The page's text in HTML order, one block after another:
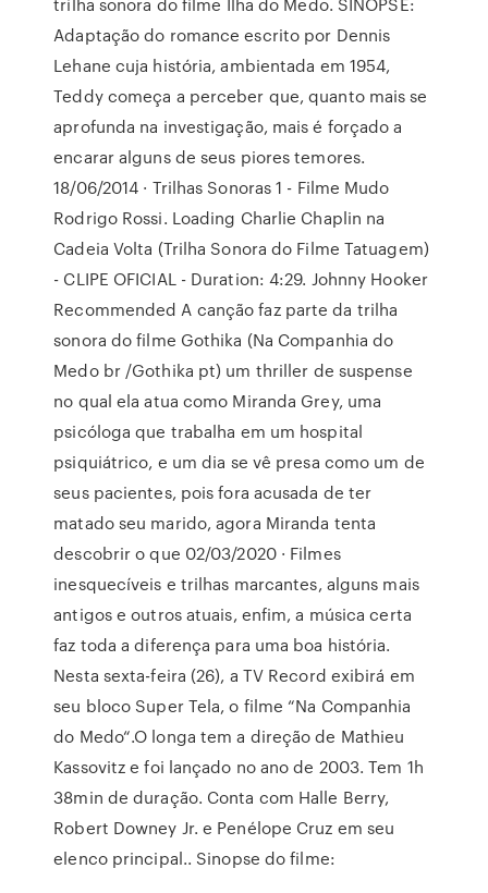
Adaptação do romance escrito por Dennis
Lehane cuja história, ambientada em 1954,
Teddy começa a perceber que, quanto mais se
aprofunda na investigação, mais é forçado a
encarar alguns de seus piores temores.
18/06/2014 · Trilhas Sonoras 1 - Filme Mudo
Rodrigo Rossi. Loading Charlie Chaplin na
Cadeia Volta (Trilha Sonora do Filme Tatuagem)
- CLIPE OFICIAL - Duration: 4:29. Johnny Hooker
Recommended A canção faz parte da trilha
sonora do filme Gothika (Na Companhia do
Medo br /Gothika pt) um thriller de suspense
no qual ela atua como Miranda Grey, uma
psicóloga que trabalha em um hospital
psiquiátrico, e um dia se vê presa como um de
seus pacientes, pois fora acusada de ter
matado seu marido, agora Miranda tenta
descobrir o que 02/03/2020 · Filmes
inesquecíveis e trilhas marcantes, alguns mais
antigos e outros atuais, enfim, a música certa
faz toda a diferença para uma boa história.
Nesta sexta-feira (26), a TV Record exibirá em
seu bloco Super Tela, o filme “Na Companhia
do Medo“.O longa tem a direção de Mathieu
Kassovitz e foi lançado no ano de 2003. Tem 1h
38min de duração. Conta com Halle Berry,
Robert Downey Jr. e Penélope Cruz em seu
elenco principal.. Sinopse do filme: